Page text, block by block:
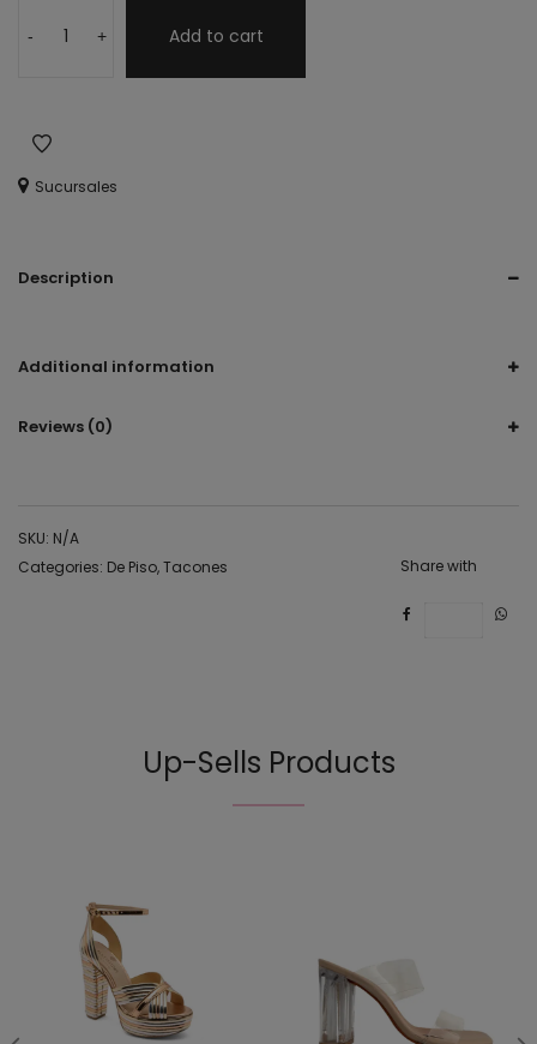
- + Add to cart
Sucursales
Description
Additional information
Reviews (0)
SKU: N/A
Categories: De Piso,Tacones Share with
Up-Sells Products